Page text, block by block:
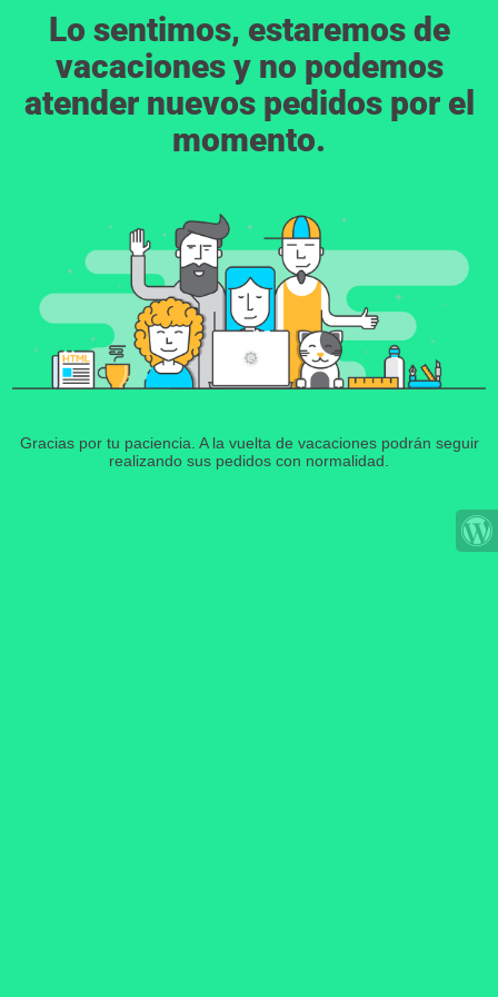
Lo sentimos, estaremos de
vacaciones y no podemos
atender nuevos pedidos por el
momento.
Gracias por tu paciencia. A la vuelta de vacaciones podrán seguir
realizando sus pedidos con normalidad.